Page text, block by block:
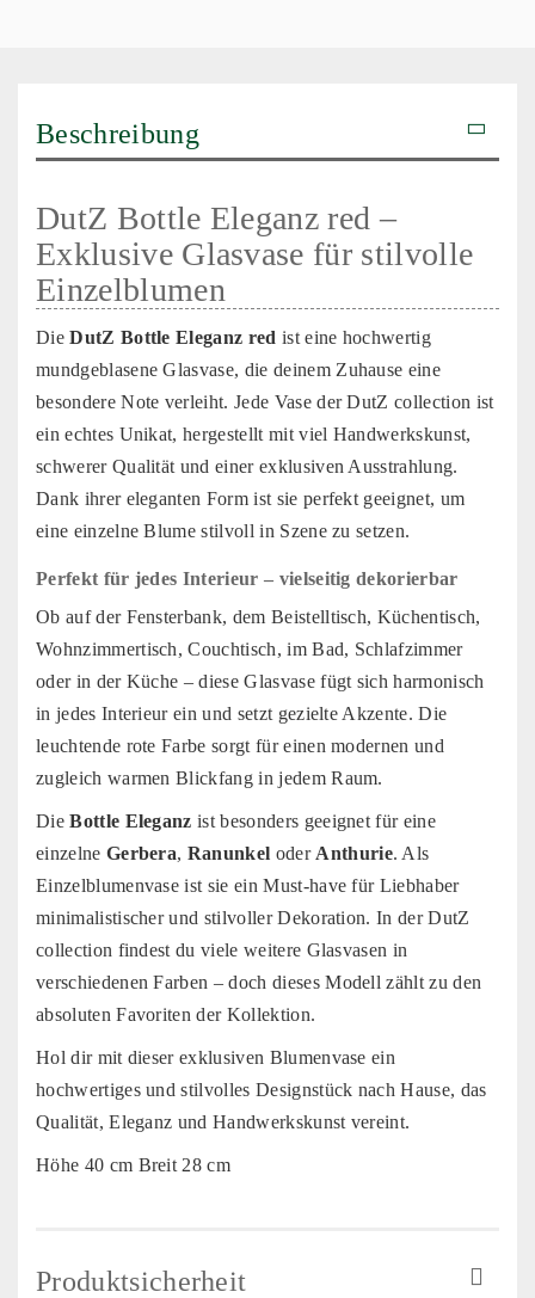
Beschreibung
DutZ Bottle Eleganz red –
Exklusive Glasvase für stilvolle
Einzelblumen
DieDutZ Bottle Eleganz red ist eine hochwertig
mundgeblasene Glasvase, die deinem Zuhause eine
besondere Note verleiht. Jede Vase der DutZ collection ist
ein echtes Unikat, hergestellt mit viel Handwerkskunst,
schwerer Qualität und einer exklusiven Ausstrahlung.
Dank ihrer eleganten Form ist sie perfekt geeignet, um
eine einzelne Blume stilvoll in Szene zu setzen.
Perfekt für jedes Interieur – vielseitig dekorierbar
Ob auf der Fensterbank, dem Beistelltisch, Küchentisch,
Wohnzimmertisch, Couchtisch, im Bad, Schlafzimmer
oder in der Küche – diese Glasvase fügt sich harmonisch
in jedes Interieur ein und setzt gezielte Akzente. Die
leuchtende rote Farbe sorgt für einen modernen und
zugleich warmen Blickfang in jedem Raum.
DieBottle Eleganz ist besonders geeignet für eine
einzelne Gerbera, Ranunkel oder Anthurie. Als
Einzelblumenvase ist sie ein Must-have für Liebhaber
minimalistischer und stilvoller Dekoration. In der DutZ
collection findest du viele weitere Glasvasen in
verschiedenen Farben – doch dieses Modell zählt zu den
absoluten Favoriten der Kollektion.
Hol dir mit dieser exklusiven Blumenvase ein
hochwertiges und stilvolles Designstück nach Hause, das
Qualität, Eleganz und Handwerkskunst vereint.
Höhe 40 cm Breit 28 cm
Produktsicherheit